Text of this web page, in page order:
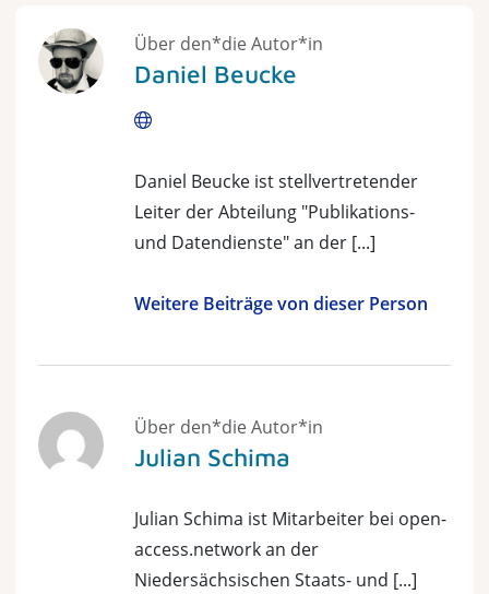
Über den*die Autor*in
Daniel Beucke
Webseite
Daniel Beucke ist stellvertretender
Leiter der Abteilung "Publikations-
und Datendienste" an der [...]
Weitere Beiträge von dieser Person
Über den*die Autor*in
Julian Schima
Julian Schima ist Mitarbeiter bei open-
access.network an der
Niedersächsischen Staats- und [...]